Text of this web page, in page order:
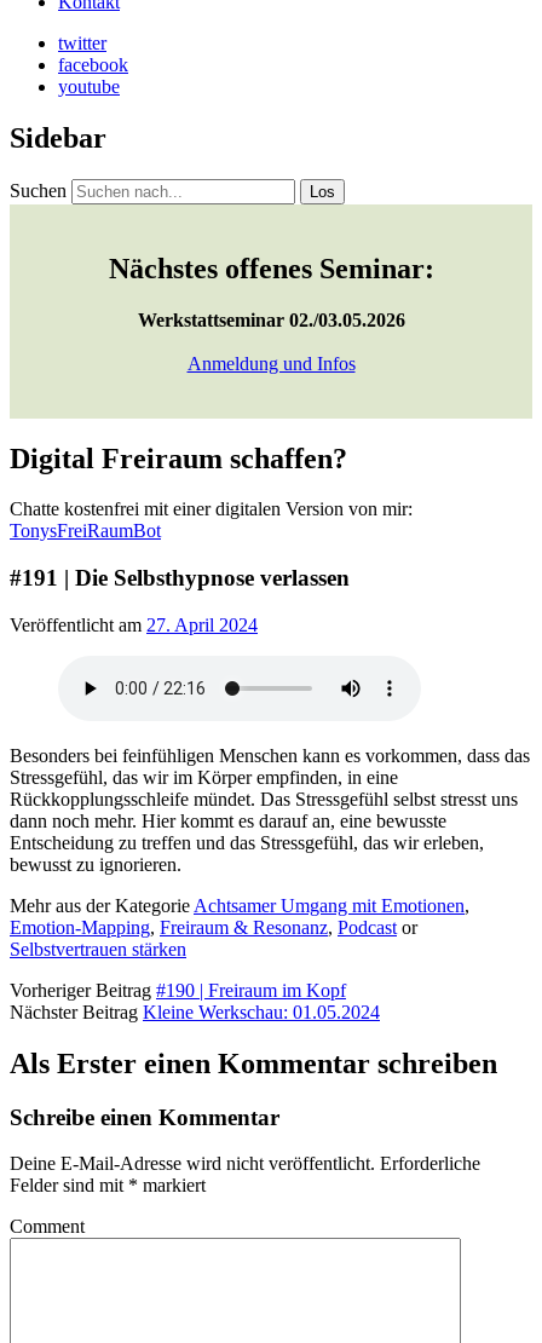
twitter
facebook
youtube
Sidebar
Suchen
Nächstes offenes Seminar:
Werkstattseminar 02./03.05.2026
Anmeldung und Infos
Digital Freiraum schaffen?
Chatte kostenfrei mit einer digitalen Version von mir:
TonysFreiRaumBot
#191 | Die Selbsthypnose verlassen
Veröffentlicht am 27. April 2024
Besonders bei feinfühligen Menschen kann es vorkommen, dass das
Stressgefühl, das wir im Körper empfinden, in eine
Rückkopplungsschleife mündet. Das Stressgefühl selbst stresst uns
dann noch mehr. Hier kommt es darauf an, eine bewusste
Entscheidung zu treffen und das Stressgefühl, das wir erleben,
bewusst zu ignorieren.
Mehr aus der Kategorie Achtsamer Umgang mit Emotionen,
Emotion-Mapping, Freiraum & Resonanz, Podcast or
Selbstvertrauen stärken
Vorheriger Beitrag #190 | Freiraum im Kopf
Nächster Beitrag Kleine Werkschau: 01.05.2024
Als Erster einen Kommentar schreiben
Schreibe einen Kommentar
Deine E-Mail-Adresse wird nicht veröffentlicht. Erforderliche
Felder sind mit * markiert
Comment